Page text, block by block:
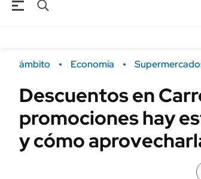
Campo
FINANZAS
Dólar
ENERGY
ámbito Economía
Descuentos en
promociones hay
y cómo